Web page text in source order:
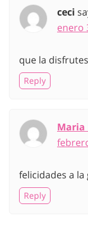
ceci
enero
que la disfrutes
Reply
Maria
felicidades a la
Reply